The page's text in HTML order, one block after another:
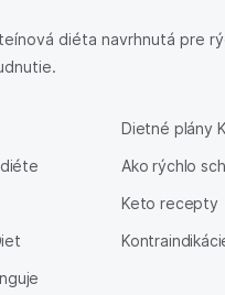
diéta navrhnutá pre
Dietné plány
Ako rýchlo
Keto recepty